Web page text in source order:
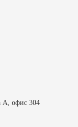
А, офис 304